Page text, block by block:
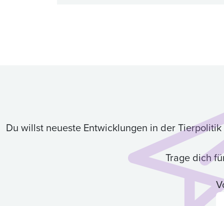
Du willst neueste Entwicklungen in der
Trage dich